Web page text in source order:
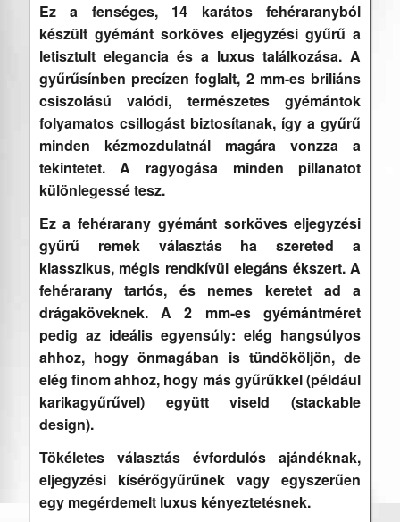
Ez a fenséges, 14 karátos fehéraranyból
készült gyémánt sorköves eljegyzési gyűrű a
letisztult elegancia és a luxus találkozása. A
gyűrűsínben precízen foglalt, 2 mm-es briliáns
csiszolású valódi, természetes gyémántok
folyamatos csillogást biztosítanak, így a gyűrű
minden kézmozdulatnál magára vonzza a
tekintetet. A ragyogása minden pillanatot
különlegessé tesz.
Ez a fehérarany gyémánt sorköves eljegyzési
gyűrű remek választás ha szereted a
klasszikus, mégis rendkívül elegáns ékszert. A
fehérarany tartós, és nemes keretet ad a
drágaköveknek. A 2 mm-es gyémántméret
pedig az ideális egyensúly: elég hangsúlyos
ahhoz, hogy önmagában is tündököljön, de
elég finom ahhoz, hogy más gyűrűkkel (például
karikagyűrűvel) együtt viseld (stackable
design).
Tökéletes választás évfordulós ajándéknak,
eljegyzési kísérőgyűrűnek vagy egyszerűen
egy megérdemelt luxus kényeztetésnek.